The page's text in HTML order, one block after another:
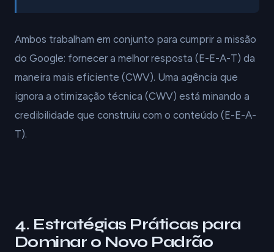
Ambos trabalham em conjunto para cumprir a missão
do Google: fornecer a melhor resposta (E-E-A-T) da
maneira mais eficiente (CWV). Uma agência que
ignora a otimização técnica (CWV) está minando a
credibilidade que construiu com o conteúdo (E-E-A-
T).
4. Estratégias Práticas para
Dominar o Novo Padrão